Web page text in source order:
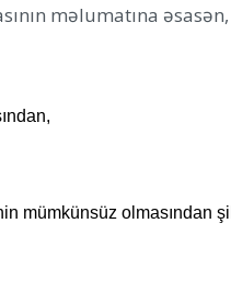
məlumatına
mümkünsüz olmasından